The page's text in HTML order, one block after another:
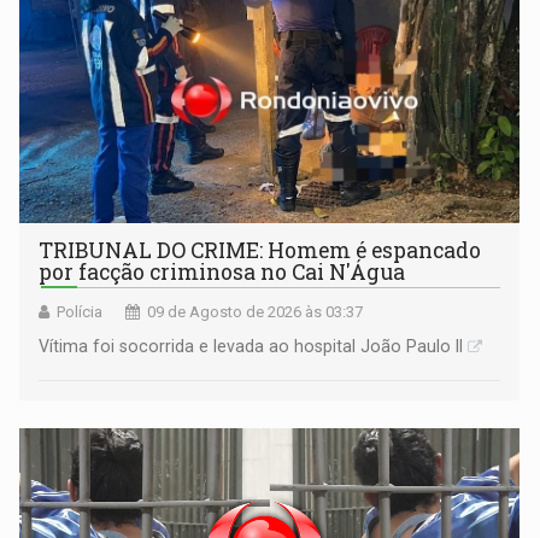
TRIBUNAL DO CRIME: Homem é espancado
por facção criminosa no Cai N'Água
Polícia 09 de Agosto de 2026 às 03:37
Vítima foi socorrida e levada ao hospital João Paulo II